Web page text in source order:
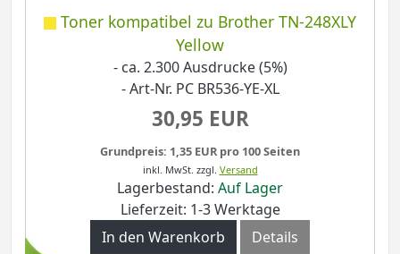
Toner kompatibel zu Brother TN-248XLY
Yellow
- ca. 2.300 Ausdrucke (5%)
- Art-Nr. PC BR536-YE-XL
30,95 EUR
Grundpreis: 1,35 EUR pro 100 Seiten
inkl. MwSt. zzgl. Versand
Lagerbestand: Auf Lager
Lieferzeit: 1-3 Werktage
In den Warenkorb
Details